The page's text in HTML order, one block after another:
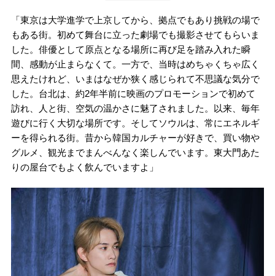
「東京は大学進学で上京してから、拠点でもあり挑戦の場で
もある街。初めて舞台に立った劇場でも撮影させてもらいま
した。俳優として原点となる場所に再び足を踏み入れた瞬
間、感動が止まらなくて。一方で、当時はめちゃくちゃ広く
思えたけれど、いまはなぜか狭く感じられて不思議な気分で
した。台北は、約2年半前に映画のプロモーションで初めて
訪れ、人と街、空気の温かさに魅了されました。以来、毎年
遊びに行く大切な場所です。そしてソウルは、常にエネルギ
ーを得られる街。昔から韓国カルチャーが好きで、買い物や
グルメ、観光までまんべんなく楽しんでいます。東大門あた
りの屋台でもよく飲んでいますよ」